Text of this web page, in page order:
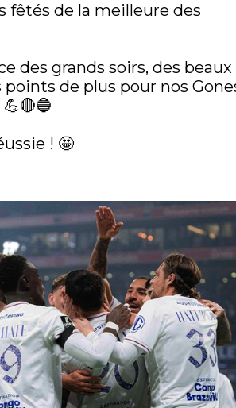
fêtés de la meilleure des
des grands soirs, des beaux
de plus pour nos
💪🔴🔵
! 🤩